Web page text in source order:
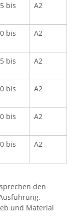
bis
A2
bis
A2
bis
A2
bis
A2
bis
A2
bis
A2
den
und Material